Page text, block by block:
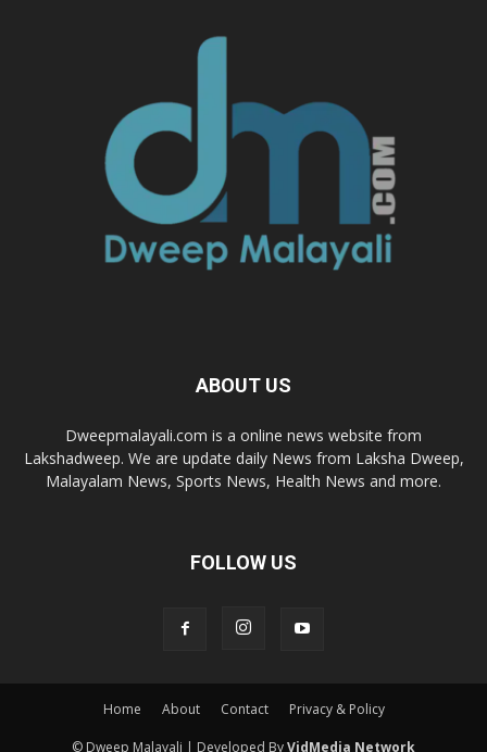
ABOUT US
Dweepmalayali.com is a online news website from
Lakshadweep. We are update daily News from Laksha Dweep,
Malayalam News, Sports News, Health News and more.
FOLLOW US
Home About Contact Privacy & Policy
© Dweep Malayali | Developed ByVidMedia Network